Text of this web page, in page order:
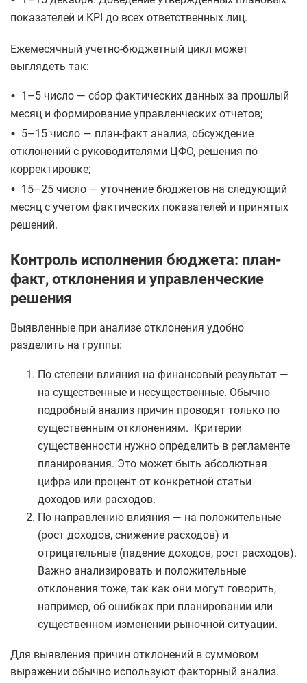
показателей и KPI до всех ответственных лиц.
Ежемесячный учетно-бюджетный цикл может
выглядеть так:
• 1–5 число — сбор фактических данных за прошлый
месяц и формирование управленческих отчетов;
• 5–15 число — план-факт анализ, обсуждение
отклонений с руководителями ЦФО, решения по
корректировке;
• 15–25 число — уточнение бюджетов на следующий
месяц с учетом фактических показателей и принятых
решений.
Контроль исполнения бюджета: план-
факт, отклонения и управленческие
решения
Выявленные при анализе отклонения удобно
разделить на группы:
По степени влияния на финансовый результат —
на существенные и несущественные. Обычно
подробный анализ причин проводят только по
существенным отклонениям. Критерии
существенности нужно определить в регламенте
планирования. Это может быть абсолютная
цифра или процент от конкретной статьи
доходов или расходов.
По направлению влияния — на положительные
(рост доходов, снижение расходов) и
отрицательные (падение доходов, рост расходов).
Важно анализировать и положительные
отклонения тоже, так как они могут говорить,
например, об ошибках при планировании или
существенном изменении рыночной ситуации.
Для выявления причин отклонений в суммовом
выражении обычно используют факторный анализ.